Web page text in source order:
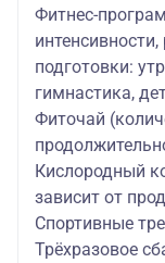
Фитнес-
подготовки:
гимнастика,
Фиточай
Кислородный
зависит от
Спортивные
Трёхразовое